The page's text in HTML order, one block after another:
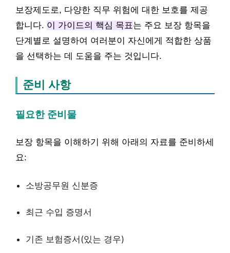
보장제도로, 다양한 직무 위험에 대한 보호를 제공
합니다. 이 가이드의 핵심 목표는 주요 보장 항목을
단계별로 설명하여 여러분이 자신에게 적합한 상품
을 선택하는 데 도움을 주는 것입니다.
준비 사항
필요한 준비물
보장 항목을 이해하기 위해 아래의 자료를 준비하세
요:
소방공무원 신분증
최근 수입 증명서
기존 보험증서(있는 경우)